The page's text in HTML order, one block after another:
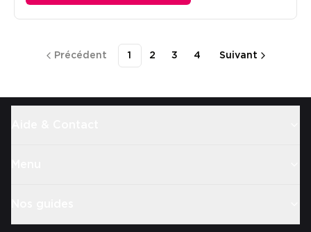
Précédent 1 2 3 4 Suivant